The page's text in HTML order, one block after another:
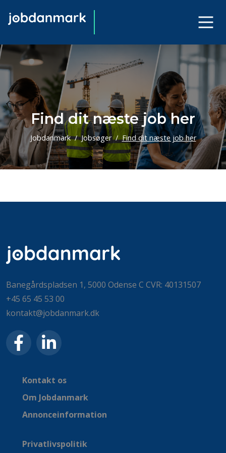
Find dit næste job her
Jobdanmark Jobsøger Find dit næste job her
Banegårdspladsen 1, 5000 Odense C CVR: 40131507
+45 65 45 53 00
kontakt@jobdanmark.dk
Kontakt os
Om Jobdanmark
Annonceinformation
Privatlivspolitik